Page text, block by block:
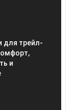
для трейл-
и